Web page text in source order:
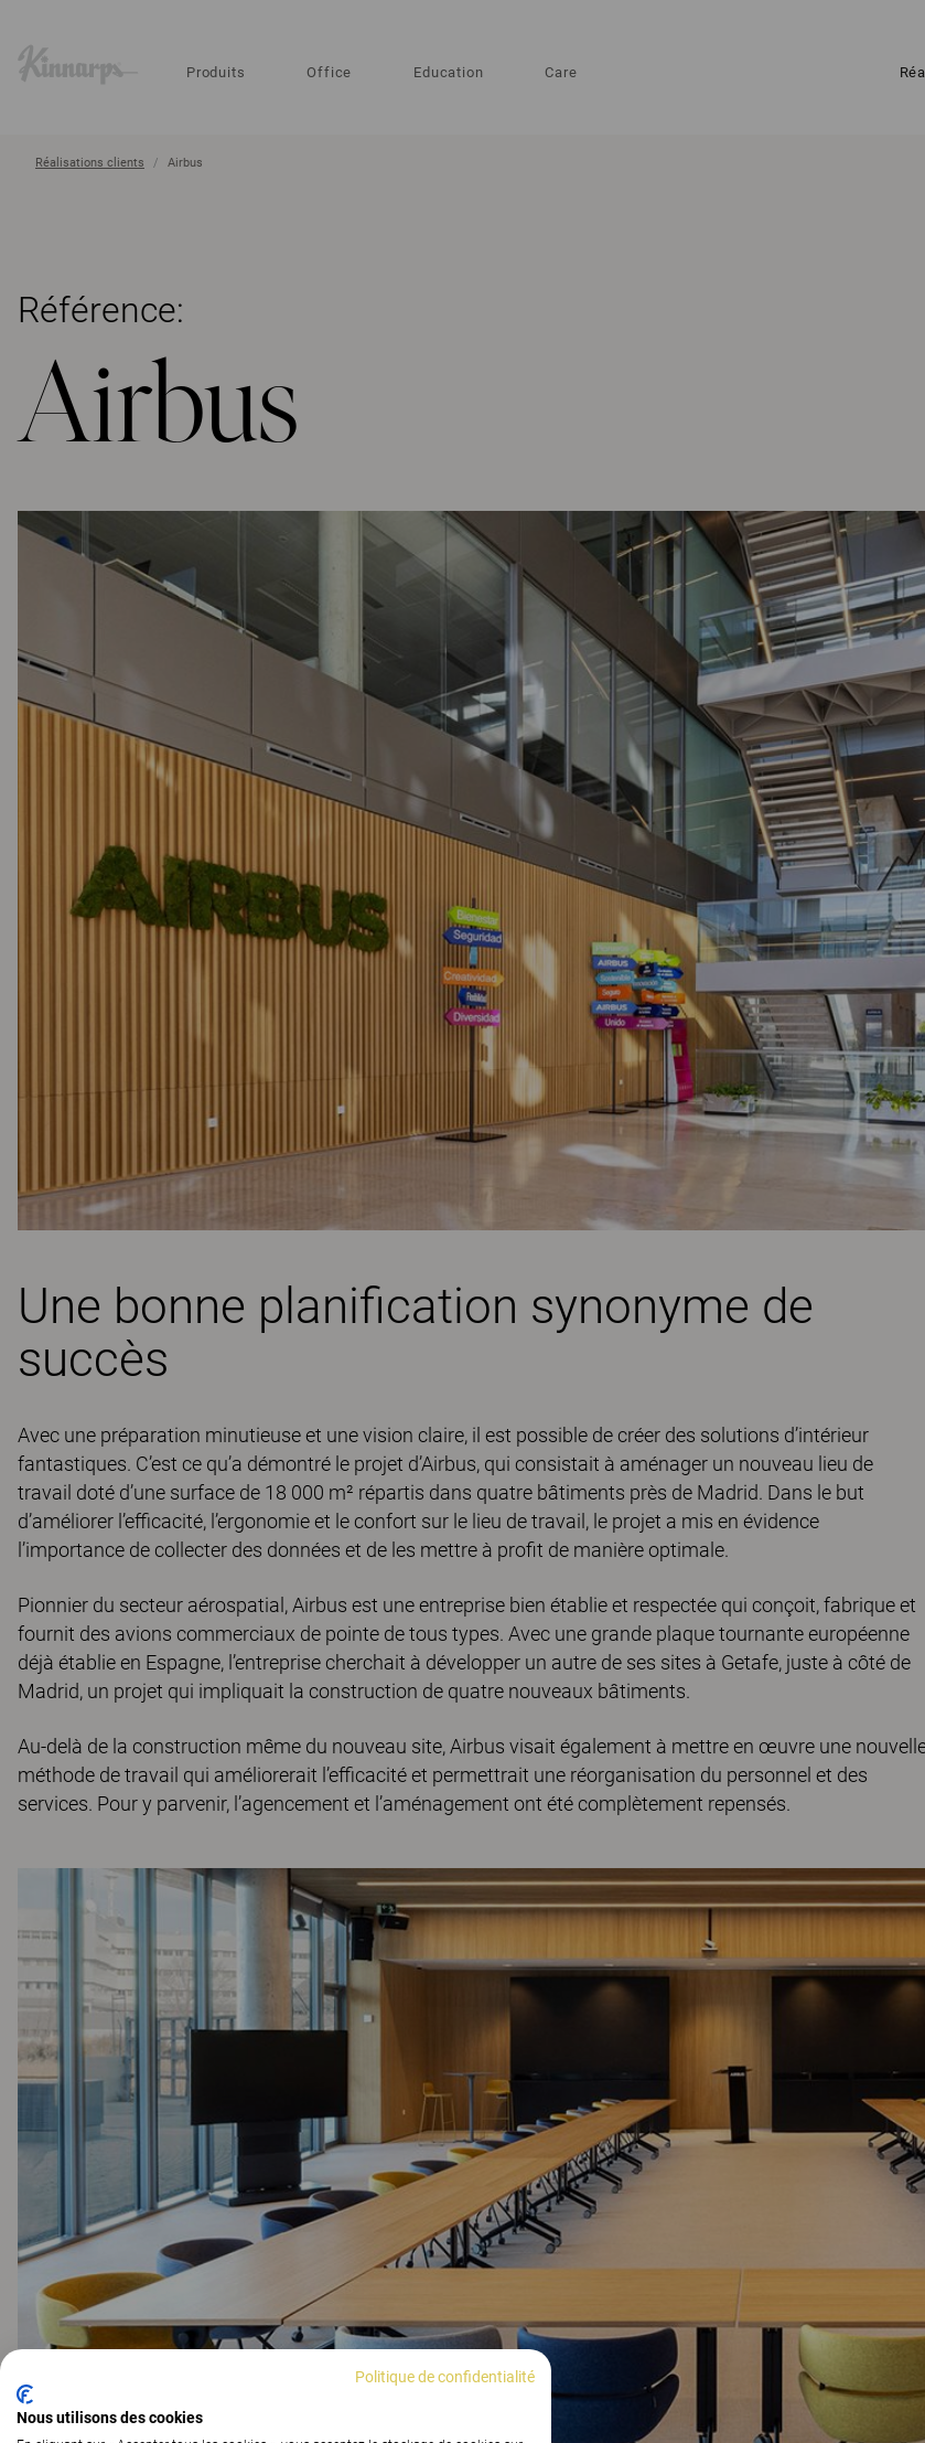
Produits Office Education Care
Réalisations clients Airbus
Référence:
Airbus
Une bonne planification synonyme de
succès
Avec une préparation minutieuse et une vision claire, il est possible de créer des solutions d’intérieur
fantastiques. C’est ce qu’a démontré le projet d’Airbus, qui consistait à aménager un nouveau lieu de
travail doté d’une surface de 18 000 m² répartis dans quatre bâtiments près de Madrid. Dans le but
d’améliorer l’efficacité, l’ergonomie et le confort sur le lieu de travail, le projet a mis en évidence
l’importance de collecter des données et de les mettre à profit de manière optimale.
Pionnier du secteur aérospatial, Airbus est une entreprise bien établie et respectée qui conçoit, fabrique et
fournit des avions commerciaux de pointe de tous types. Avec une grande plaque tournante européenne
déjà établie en Espagne, l’entreprise cherchait à développer un autre de ses sites à Getafe, juste à côté de
Madrid, un projet qui impliquait la construction de quatre nouveaux bâtiments.
Au-delà de la construction même du nouveau site, Airbus visait également à mettre en œuvre une
méthode de travail qui améliorerait l’efficacité et permettrait une réorganisation du personnel et des
services. Pour y parvenir, l’agencement et l’aménagement ont été complètement repensés.
Politique de confidentialité
Nous utilisons des cookies